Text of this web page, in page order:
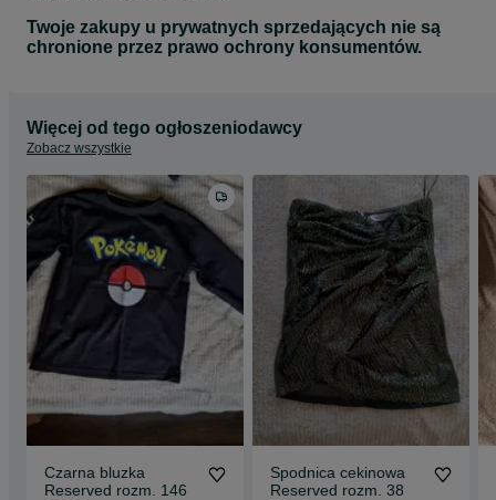
Twoje zakupy u prywatnych sprzedających nie są
chronione przez prawo ochrony konsumentów.
Więcej od tego ogłoszeniodawcy
Zobacz wszystkie
Czarna bluzka
Reserved rozm. 146
Spodnica cekinowa
Reserved rozm. 38